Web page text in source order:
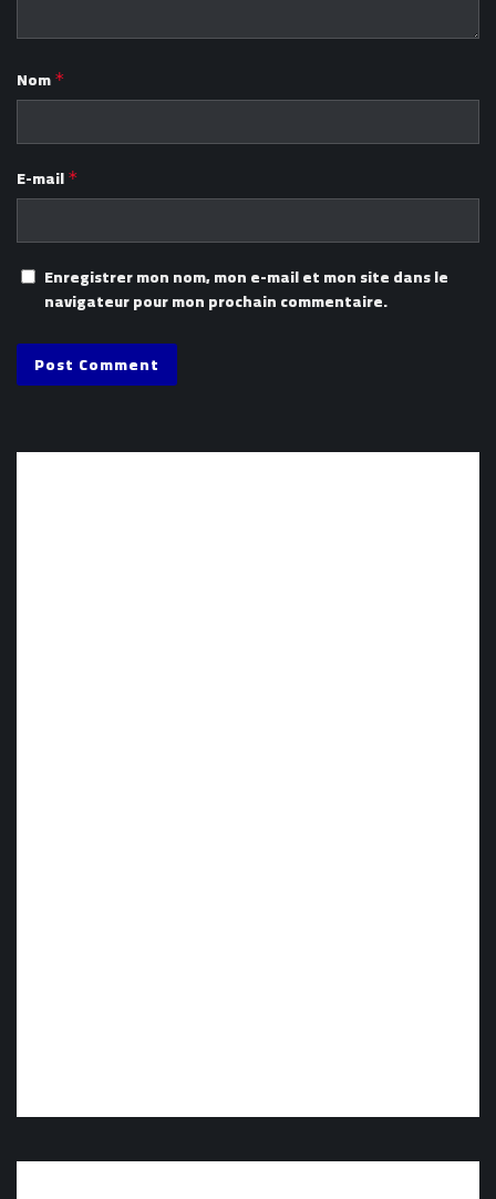
Nom *
E-mail *
Enregistrer mon nom, mon e-mail et mon site dans le
navigateur pour mon prochain commentaire.